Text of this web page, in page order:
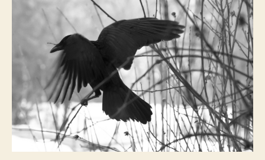
Netz
unsere
Art
zu
Trauern
verändert